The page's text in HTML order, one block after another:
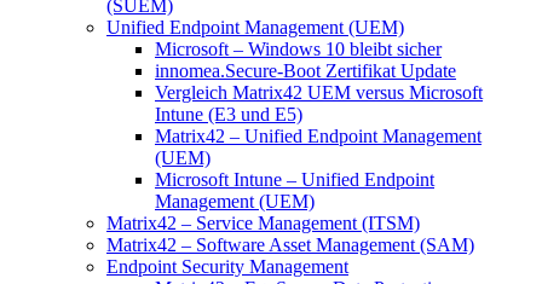
(SUEM)
Unified Endpoint Management (UEM)
Microsoft – Windows 10 bleibt sicher
innomea.Secure-Boot Zertifikat Update
Vergleich Matrix42 UEM versus Microsoft
Intune (E3 und E5)
Matrix42 – Unified Endpoint Management
(UEM)
Microsoft Intune – Unified Endpoint
Management (UEM)
Matrix42 – Service Management (ITSM)
Matrix42 – Software Asset Management (SAM)
Endpoint Security Management